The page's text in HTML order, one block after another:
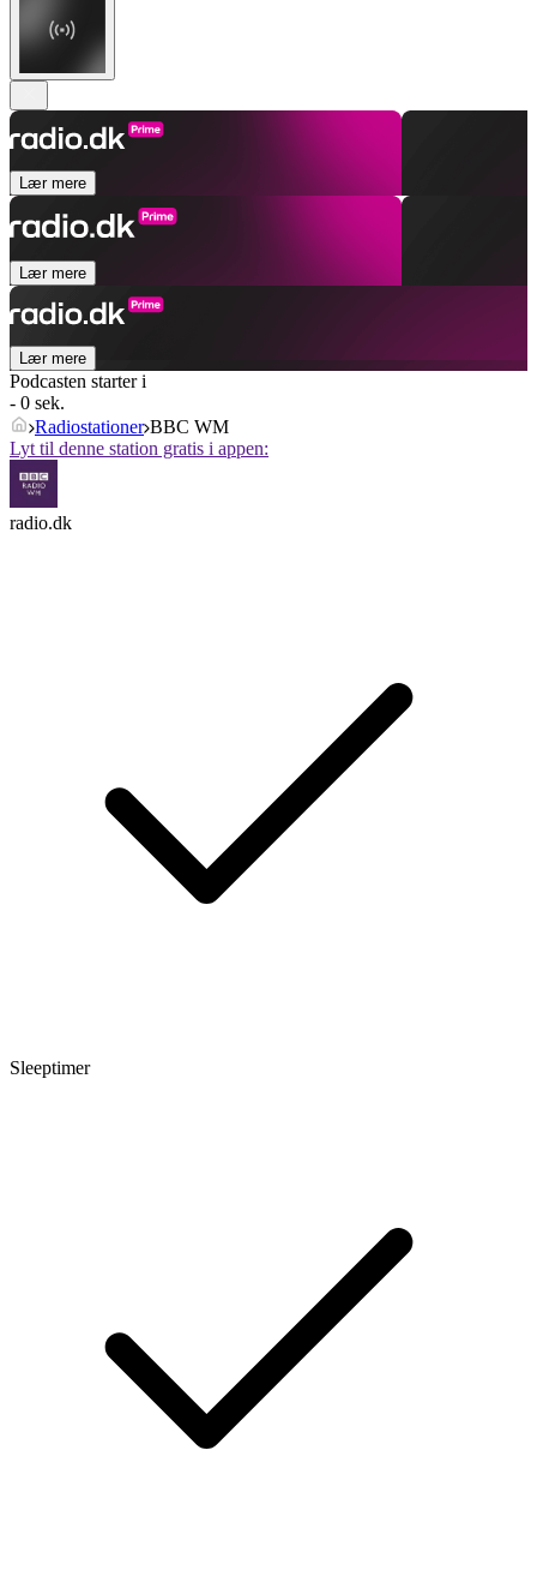
Lær mere
Lær mere
Lær mere
Podcasten starter i
- 0 sek.
Radiostationer BBC WM
Lyt til denne station gratis i appen:
radio.dk
Sleeptimer